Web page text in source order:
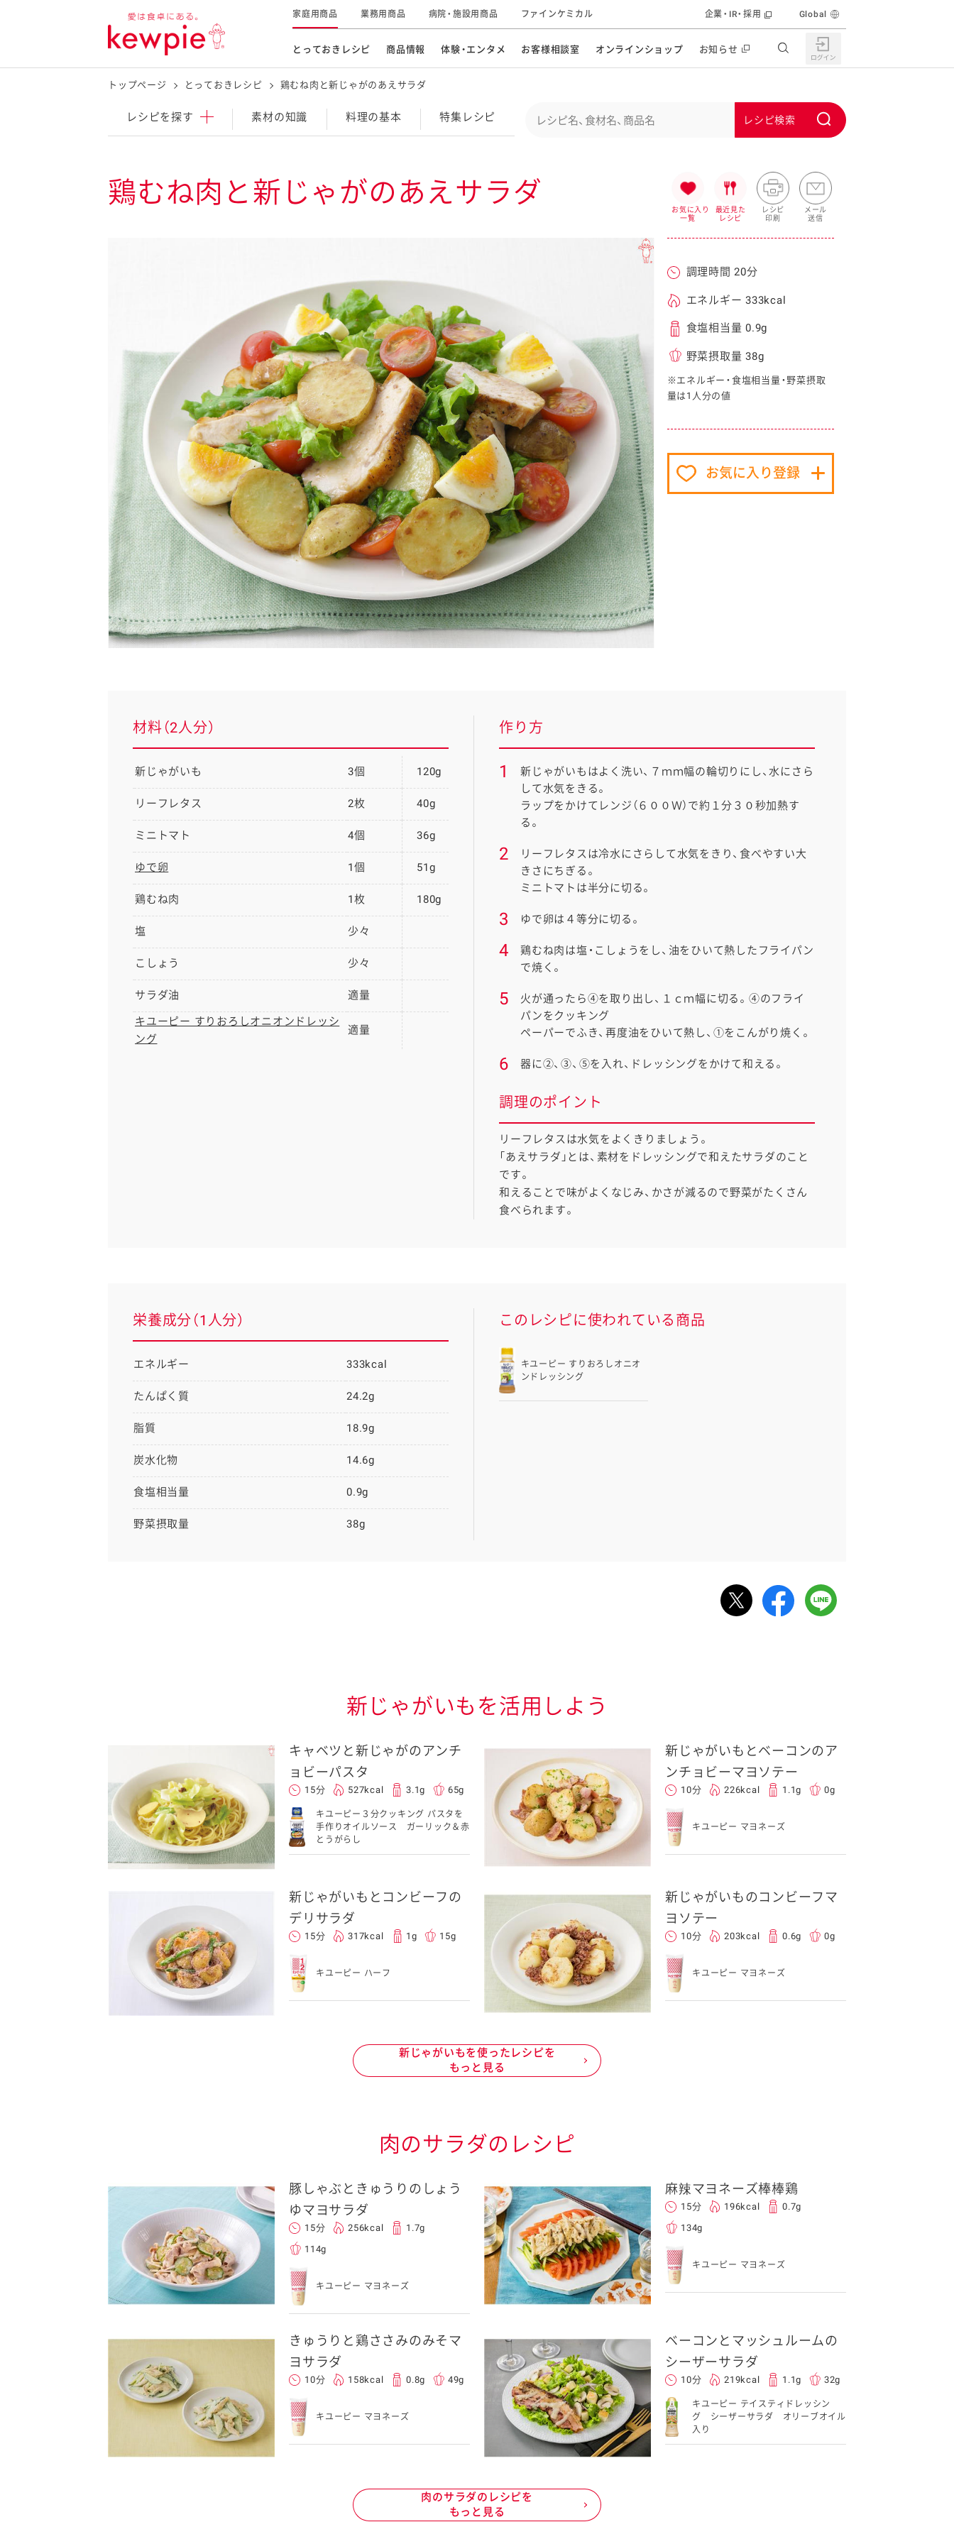
とっておきレシピ
料理の基本 特集レシピ
おすすめの特設サイト
キユーピー マヨネーズキッチン
明日もうれしい。サラダストック
おうちで作るポテトサラダ
子どもと野菜をたのしもう
おうちでミールストック
みんなの食と健康応援
商品情報
マヨネーズなど ドレッシングなど
料理の素・調理ソース 素材
卵関連品 介護食
ベビーフード・幼児食 栄養・健康ケア商品
サプリメントなど スキンケア用品
ジャム、スプレッドなど パッケージサラダ
その他の商品サイト
体験・エンタメ
深谷テラス ヤサイな
仲間たちファーム
おたのしみコンテンツ
キユーピー３分
クッキング
テレビ・ラジオ
キャンペーン・イベント
イベント協賛
お客様相談室 オンラインショップ お知らせ
家庭用商品 業務用商品 病院・施設用商品 ファインケミカル 企業・IR・採用
企業情報 グループの事業 食育活動
サステナビリティ 株主・投資家の皆様へ
採用情報
Global
トップページ とっておきレシピ 鶏むね肉と新じゃがのあえサラダ
レシピを探す 素材の知識 料理の基本 特集 レシピ
m
i
鶏むね肉と新じゃがのあえサラダ
お気に入り
一覧
最近見た
レシピ
レシピ
印刷
メール
送信
調理時間 20分
エネルギー 333kcal
食塩相当量 0.9g
野菜摂取量 38g
※エネルギー・食塩相当量・野菜摂取
量は1人分の値
お気に入り登録
材料（2人分）
新じゃがいも 3個 120g
リーフレタス 2枚 40g
ミニトマト 4個 36g
ゆで卵 1個 51g
鶏むね肉 1枚 180g
塩 少々
こしょう 少々
サラダ油 適量
キユーピー すりおろしオニオンドレッシ
ング
適量
作り方
1
新じゃがいもはよく洗い、７ｍｍ幅の輪切りにし、水にさら
して水気をきる。
ラップをかけてレンジ（６００Ｗ）で約１分３０秒加熱す
る。
2
リーフレタスは冷水にさらして水気をきり、食べやすい大
きさにちぎる。
ミニトマトは半分に切る。
3 ゆで卵は４等分に切る。
4
鶏むね肉は塩・こしょうをし、油をひいて熱したフライパン
で焼く。
5
火が通ったら④を取り出し、１ｃｍ幅に切る。④のフライ
パンをクッキング
ペーパーでふき、再度油をひいて熱し、①をこんがり焼く。
6 器に②、③、⑤を入れ、ドレッシングをかけて和える。
調理のポイント
リーフレタスは水気をよくきりましょう。
「あえサラダ」とは、素材をドレッシングで和えたサラダのこと
です。
和えることで味がよくなじみ、かさが減るので野菜がたくさん
食べられます。
栄養成分（1人分）
エネルギー 333kcal
たんぱく質 24.2g
脂質 18.9g
炭水化物 14.6g
食塩相当量 0.9g
野菜摂取量 38g
このレシピに使われている商品
キユーピー すりおろしオニオ
ンドレッシング
後、そのメールを転送し
新じゃがいもを活用しよう
キャベツと新じゃがのアンチ
ョビーパスタ
15分 527kcal 3.1g 65g
キユーピー３分クッキング パスタを
手作りオイルソース ガーリック＆赤
とうがらし
新じゃがいもとベーコンのア
ンチョビーマヨソテー
10分 226kcal 1.1g 0g
キユーピー マヨネーズ
新じゃがいもとコンビーフの
デリサラダ
15分 317kcal 1g 15g
キユーピー ハーフ
新じゃがいものコンビーフマ
ヨソテー
10分 203kcal 0.6g 0g
キユーピー マヨネーズ
新じゃがいもを使ったレシピを
もっと見る
肉のサラダのレシピ
豚しゃぶときゅうりのしょう
ゆマヨサラダ
15分 256kcal
1.7g
114g
キユーピー マヨネーズ
麻辣マヨネーズ棒棒鶏
15分 196kcal
0.7g
134g
キユーピー マヨネーズ
きゅうりと鶏ささみのみそマ
ヨサラダ
10分 158kcal 0.8g 49g
キユーピー マヨネーズ
ベーコンとマッシュルームの
シーザーサラダ
10分 219kcal 1.1g 32g
キユーピー テイスティドレッシン
グ シーザーサラダ オリーブオイル
入り
肉のサラダのレシピを
もっと見る